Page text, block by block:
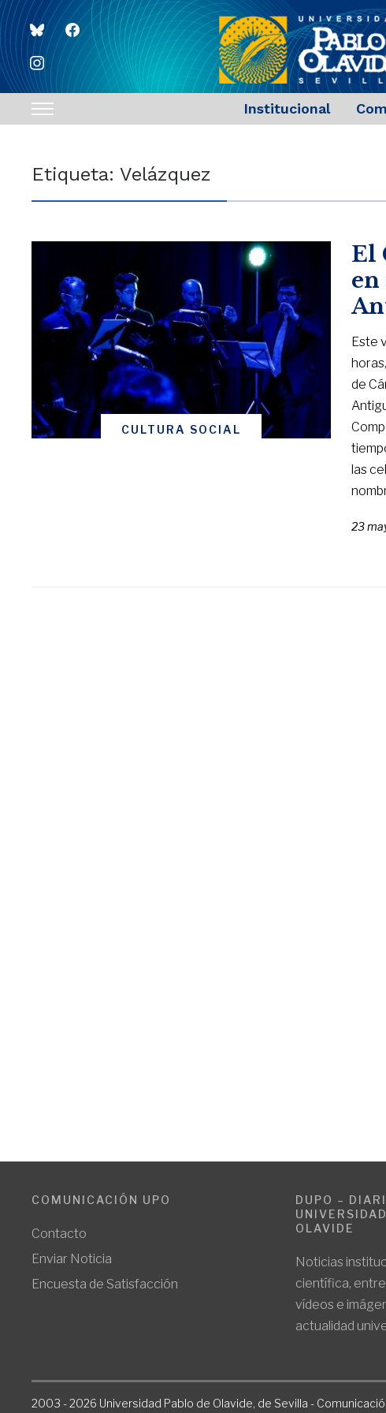
blueskyfacebook
instagram
Toggle
navigation
Institucional
Etiqueta:Velázquez
CULTURA SOCIAL
El
en
Este
de
las
23
COMUNICACIÓN UPO
Contacto
Enviar Noticia
Encuesta de Satisfacción
DUPO –
OLAVIDE
Noticias
científica,
vídeos e
actualidad
2003 - 2026 Universidad Pablo de Olavide, de Sevilla -